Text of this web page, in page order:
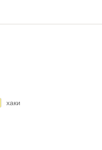
хаки